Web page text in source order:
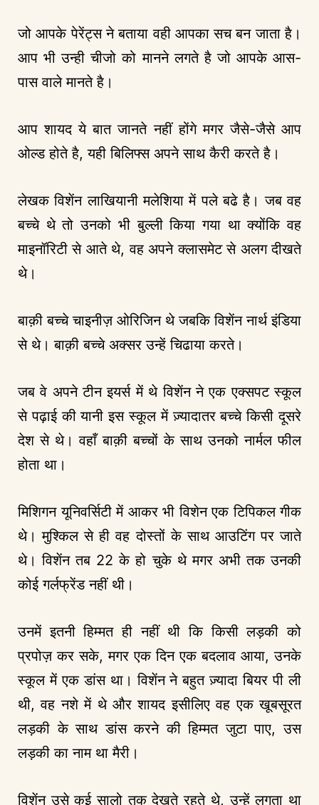
जो आपके पेरेंट्स ने बताया वही आपका सच बन जाता है।
आप भी उन्ही चीजो को मानने लगते है जो आपके आस-
पास वाले मानते है।
आप शायद ये बात जानते नहीं होंगे मगर जैसे-जैसे आप
ओल्ड होते है, यही बिलिफ्स अपने साथ कैरी करते है।
लेखक विशेंन लाखियानी मलेशिया में पले बढे है। जब वह
बच्चे थे तो उनको भी बुल्ली किया गया था क्योंकि वह
माइनॉरिटी से आते थे, वह अपने क्लासमेट से अलग दीखते
थे।
बाक़ी बच्चे चाइनीज़ ओरिजिन थे जबकि विशेंन नार्थ इंडिया
से थे। बाक़ी बच्चे अक्सर उन्हें चिढाया करते।
जब वे अपने टीन इयर्स में थे विशेंन ने एक एक्सपट स्कूल
से पढ़ाई की यानी इस स्कूल में ज़्यादातर बच्चे किसी दूसरे
देश से थे। वहाँ बाक़ी बच्चों के साथ उनको नार्मल फील
होता था।
मिशिगन यूनिवर्सिटी में आकर भी विशेन एक टिपिकल गीक
थे। मुश्किल से ही वह दोस्तों के साथ आउटिंग पर जाते
थे। विशेंन तब 22 के हो चुके थे मगर अभी तक उनकी
कोई गर्लफ्रेंड नहीं थी।
उनमें इतनी हिम्मत ही नहीं थी कि किसी लड़की को
प्रपोज़ कर सके, मगर एक दिन एक बदलाव आया, उनके
स्कूल में एक डांस था। विशेंन ने बहुत ज़्यादा बियर पी ली
थी, वह नशे में थे और शायद इसीलिए वह एक खूबसूरत
लड़की के साथ डांस करने की हिम्मत जुटा पाए, उस
लड़की का नाम था मैरी।
विशेंन उसे कई सालो तक देखते रहते थे, उन्हें लगता था